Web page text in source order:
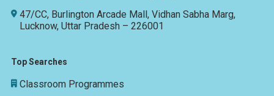
47/CC, Burlington Arcade Mall, Vidhan Sabha Marg,
Lucknow, Uttar Pradesh – 226001
Top Searches
Classroom Programmes